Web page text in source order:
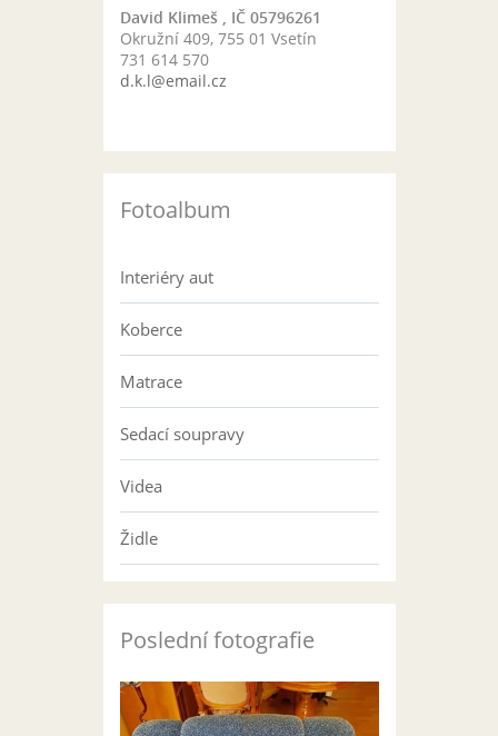
David Klimeš , IČ 05796261
Okružní 409, 755 01 Vsetín
731 614 570
d.k.l@email.cz
Fotoalbum
Interiéry aut
Koberce
Matrace
Sedací soupravy
Videa
Židle
Poslední fotografie